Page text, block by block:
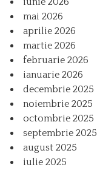
mai 2026
aprilie 2026
martie 2026
februarie 2026
ianuarie 2026
decembrie 2025
noiembrie 2025
octombrie 2025
septembrie 2025
august 2025
iulie 2025